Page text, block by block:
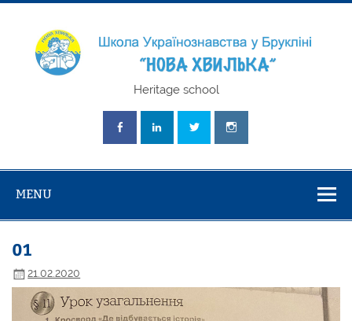
Skip
"Нова
Heritage school
MENU
01
21.02.2020